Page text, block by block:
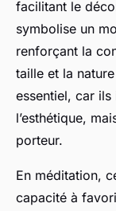
facilitant le
symbolise un
renforçant la
taille et la
essentiel, car ils
l’esthétique,
porteur.
En méditation,
capacité à